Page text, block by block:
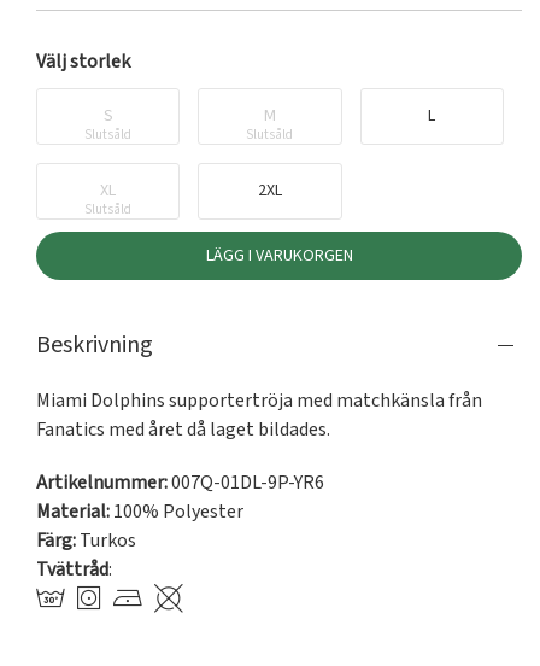
Välj storlek
S
Slutsåld
M
Slutsåld
L
XL
Slutsåld
2XL
LÄGG I VARUKORGEN
Beskrivning
Miami Dolphins supportertröja med matchkänsla från
Fanatics med året då laget bildades.
Artikelnummer:007Q-01DL-9P-YR6
Material:100% Polyester
Färg:Turkos
Tvättråd: